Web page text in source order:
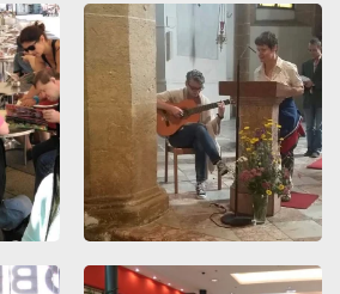
ZOOMEN